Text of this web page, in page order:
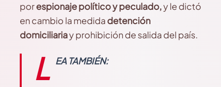
porespionaje político y peculado,y le dictó
en cambio la medida detención
domiciliariay prohibición de salida del país.
L EA TAMBIÉN: